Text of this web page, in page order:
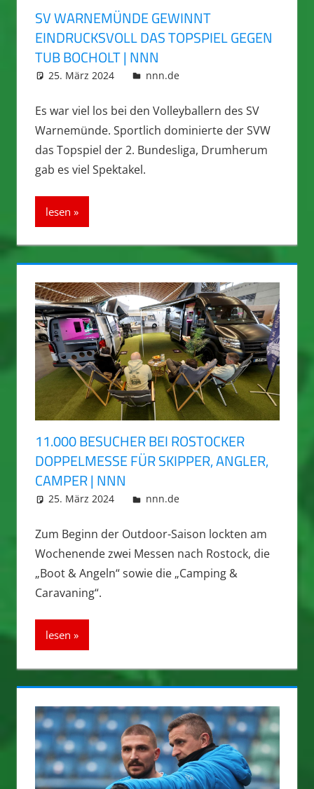
SV WARNEMÜNDE GEWINNT
EINDRUCKSVOLL DAS TOPSPIEL GEGEN
TUB BOCHOLT | NNN
25. März 2024 integromat
nnn.de
Es war viel los bei den Volleyballern des SV
Warnemünde. Sportlich dominierte der SVW
das Topspiel der 2. Bundesliga, Drumherum
gab es viel Spektakel.
lesen
11.000 BESUCHER BEI ROSTOCKER
DOPPELMESSE FÜR SKIPPER, ANGLER,
CAMPER | NNN
25. März 2024 integromat
nnn.de
Zum Beginn der Outdoor-Saison lockten am
Wochenende zwei Messen nach Rostock, die
„Boot & Angeln“ sowie die „Camping &
Caravaning“.
lesen